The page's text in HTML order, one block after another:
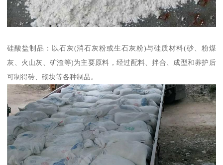
硅酸盐制品：以石灰(消石灰粉或生石灰粉)与硅质材料(砂、粉煤
灰、火山灰、矿渣等)为主要原料，经过配料、拌合、成型和养护后
可制得砖、砌块等各种制品。